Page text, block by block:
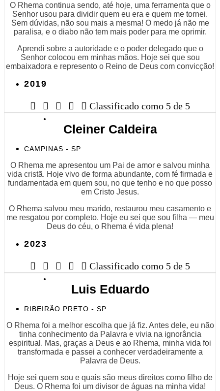
O Rhema continua sendo, até hoje, uma ferramenta que o
Senhor usou para dividir quem eu era e quem me tornei.
Sem dúvidas, não sou mais a mesma! O medo já não me
paralisa, e o diabo não tem mais poder para me oprimir.
Aprendi sobre a autoridade e o poder delegado que o
Senhor colocou em minhas mãos. Hoje sei que sou
embaixadora e represento o Reino de Deus com convicção!
2019
     Classificado como 5 de 5
Cleiner Caldeira
CAMPINAS - SP
O Rhema me apresentou um Pai de amor e salvou minha
vida cristã. Hoje vivo de forma abundante, com fé firmada e
fundamentada em quem sou, no que tenho e no que posso
em Cristo Jesus.
O Rhema salvou meu marido, restaurou meu casamento e
me resgatou por completo. Hoje eu sei que sou filha — meu
Deus do céu, o Rhema é vida plena!
2023
     Classificado como 5 de 5
Luis Eduardo
RIBEIRÃO PRETO - SP
O Rhema foi a melhor escolha que já fiz. Antes dele, eu não
tinha conhecimento da Palavra e vivia na ignorância
espiritual. Mas, graças a Deus e ao Rhema, minha vida foi
transformada e passei a conhecer verdadeiramente a
Palavra de Deus.
Hoje sei quem sou e quais são meus direitos como filho de
Deus. O Rhema foi um divisor de águas na minha vida!